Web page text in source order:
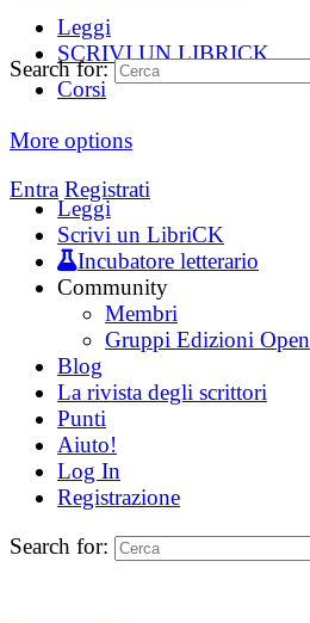
Leggi
SCRIVI UN LIBRICK
Corsi
More options
Entra Registrati
Search for:
Leggi
Scrivi un LibriCK
Incubatore letterario
Community
Membri
Gruppi Edizioni Open
Blog
La rivista degli scrittori
Punti
Aiuto!
Log In
Registrazione
Search for: